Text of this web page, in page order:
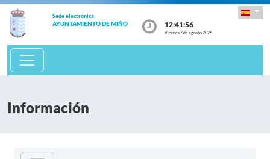
Sede electrónica
AYUNTAMIENTO DE MIÑO 12:41:56
Viernes 7 de agosto 2026
Información